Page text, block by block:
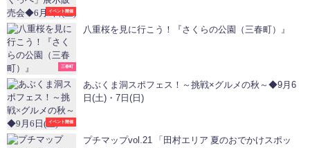
イベント開催
三春町
八重桜を見に行こう！『さくらの公園（三春町）』
イベント開催
あぶくま洞スポフェス！～挑戦×グルメの秋～◆9月6
日(土)・7日(日)
プチマップvol.21 「田村エリア 夏のおでかけスポッ